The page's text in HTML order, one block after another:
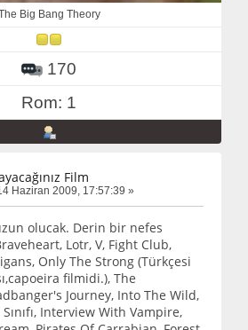
Big Bang Theory
170
Rom: 1
Film
Haziran 2009, 17:57:39 »
olucak. Derin bir nefes
Lotr, V, Fight Club,
Only The Strong (Türkçesi
filmidi.), The
Journey, Into The Wild,
Interview With Vampire,